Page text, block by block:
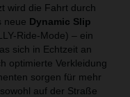
wird die Fahrt durch
neue Dynamic Slip
Ride-Mode) – ein
sich in Echtzeit an
optimierte Verkleidung
sorgen für mehr
auf der Straße